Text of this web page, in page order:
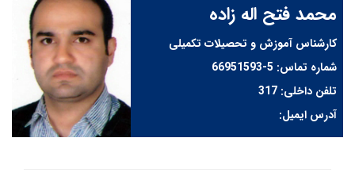
محمد فتح اله زاده
کارشناس آموزش و تحصیلات تکمیلی
شماره تماس: 5-66951593
تلفن داخلی: 317
آدرس ایمیل: